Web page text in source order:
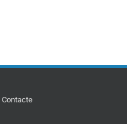
Contacte